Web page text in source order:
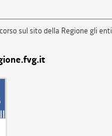
sul sito della Regione gli enti